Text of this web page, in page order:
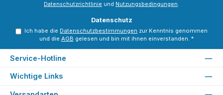
Datenschutzrichtlinie und Nutzungsbedingungen.
Datenschutz
Ich habe die Datenschutzbestimmungen zur Kenntnis genommen
und die AGB gelesen und bin mit ihnen einverstanden. *
Service-Hotline
Wichtige Links